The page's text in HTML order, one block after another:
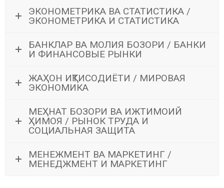
ЭКОНОМЕТРИКА ВА СТАТИСТИКА /
ЭКОНОМЕТРИКА И СТАТИСТИКА
БАНКЛАР ВА МОЛИЯ БОЗОРИ / БАНКИ
И ФИНАНСОВЫЕ РЫНКИ
ЖАҲОН ИҚТИСОДИЁТИ / МИРОВАЯ
ЭКОНОМИКА
МЕҲНАТ БОЗОРИ ВА ИЖТИМОИЙ
ҲИМОЯ / РЫНОК ТРУДА И
СОЦИАЛЬНАЯ ЗАЩИТА
МЕНЕЖМЕНТ ВА МАРКЕТИНГ /
МЕНЕДЖМЕНТ И МАРКЕТИНГ